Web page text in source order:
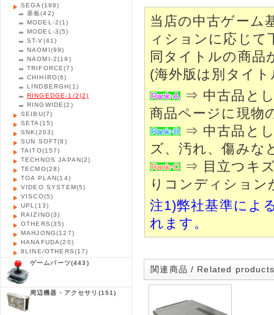
SEGA (198)
基板(42)
MODEL-2(1)
MODEL-3(5)
ST-V(41)
NAOMI(99)
NAOMI-2(19)
TRIFORCE(7)
CHIHIRO(6)
LINDBERGH(1)
RINGEDGE-1/2(2)
RINGWIDE(2)
SEIBU(7)
SETA (15)
SNK(203)
SUN SOFT(8)
TAITO(157)
TECHNOS JAPAN(2)
TECMO(28)
TOA PLAN(14)
VIDEO SYSTEM(5)
VISCO(5)
UPL(13)
RAIZING(3)
OTHERS(35)
MAHJONG(127)
HANAFUDA(20)
8LINE/OTHERS(17)
ゲームパーツ(443)
周辺機器・アクセサリ (151)
当店の中古ゲーム
ィションに応じて
同タイトルの商品
(海外版は別タイ
⇒ 中古品とし
商品ページに現物
⇒ 中古品とし
ズ、汚れ、傷みな
⇒ 目立つキズ
りコンディション
注1)弊社基準によ
れます。
関連商品 / Related products